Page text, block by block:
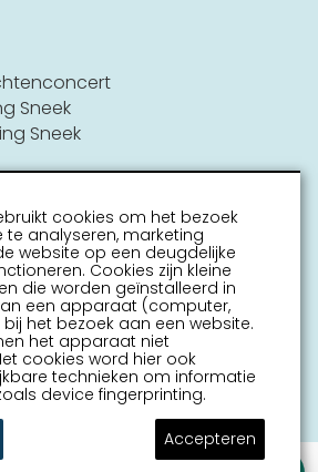
Sneek
Sneek
cookies om het bezoek
te analyseren, marketing
website op een deugdelijke
Cookies zijn kleine
die worden geïnstalleerd in
een apparaat (computer,
het bezoek aan een website.
het apparaat niet
cookies word hier ook
technieken om informatie
device fingerprinting.
Accepteren